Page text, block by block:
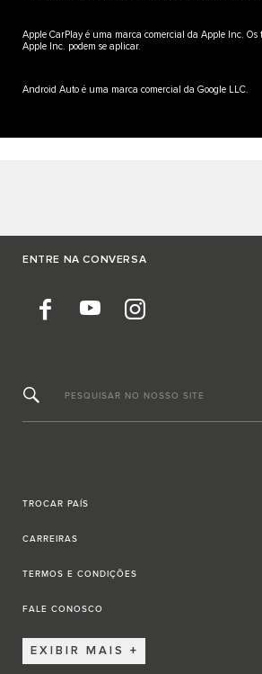
Apple CarPlay é uma marca comercial da Apple Inc. Os
Apple Inc. podem se aplicar.
Android Auto é uma marca comercial da Google LLC.
ENTRE NA CONVERSA
PESQUISAR NO NOSSO SITE
TROCAR PAÍS
CARREIRAS
TERMOS E CONDIÇÕES
FALE CONOSCO
EXIBIR MAIS